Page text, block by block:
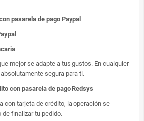
pasarela de pago Paypal
mejor se adapte a tus gustos. En cualquier
segura para ti.
con pasarela de pago Redsys
con tarjeta de crédito, la operación se
de finalizar tu pedido.